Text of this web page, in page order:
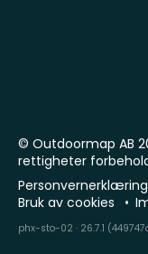
© Outdoormap AB
rettigheter
Personvernerklæring
Bruk av cookies
phx-sto-02 · 26.7.1